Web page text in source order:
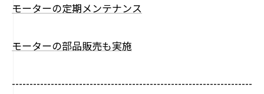
モーターの定期メンテナンス
モーターの部品販売も実施
--------------------------------------------------------------------